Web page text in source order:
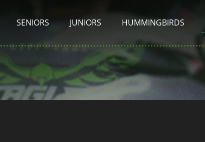
SENIORS JUNIORS HUMMINGBIRDS